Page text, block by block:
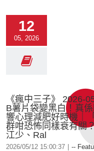
12
05, 2026
《瘋中三子》 2026-
B薯片袋變黑白！真
響心理減肥好時機｜
群咁恐怖同樣衰有關
江少、Ral
2026/05/12 15:00:37 --